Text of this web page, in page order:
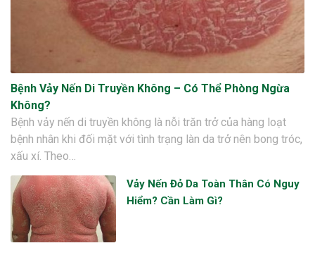
Bệnh Vảy Nến Di Truyền Không – Có Thể Phòng Ngừa
Không?
Bệnh vảy nến di truyền không là nỗi trăn trở của hàng loạt
bệnh nhân khi đối mặt với tình trạng làn da trở nên bong tróc,
xấu xí. Theo…
Vảy Nến Đỏ Da Toàn Thân Có Nguy
Hiểm? Cần Làm Gì?